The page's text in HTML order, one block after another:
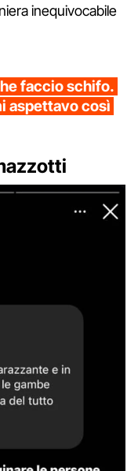
inequivocabile
faccio schifo.
aspettavo così